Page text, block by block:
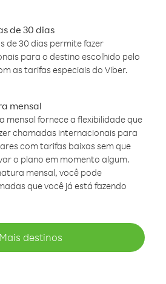
de 30 dias
de 30 dias permite fazer
para o destino escolhido pelo
as tarifas especiais do Viber.
mensal
mensal fornece a flexibilidade que
chamadas internacionais para
com tarifas baixas sem que
o plano em momento algum.
mensal, você pode
que você já está fazendo
Mais destinos